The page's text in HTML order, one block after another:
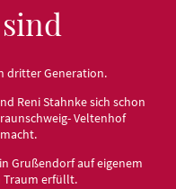
dritter Generation.
Reni Stahnke sich schon
Veltenhof
Grußendorf auf eigenem
Traum erfüllt.